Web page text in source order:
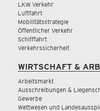
LKW Verkehr
Luftfahrt
Mobilitätsstrategie
Öffentlicher Verkehr
Schifffahrt
Verkehrssicherheit
WIRTSCHAFT &
Arbeitsmarkt
Ausschreibungen &
Gewerbe
Wettwesen und